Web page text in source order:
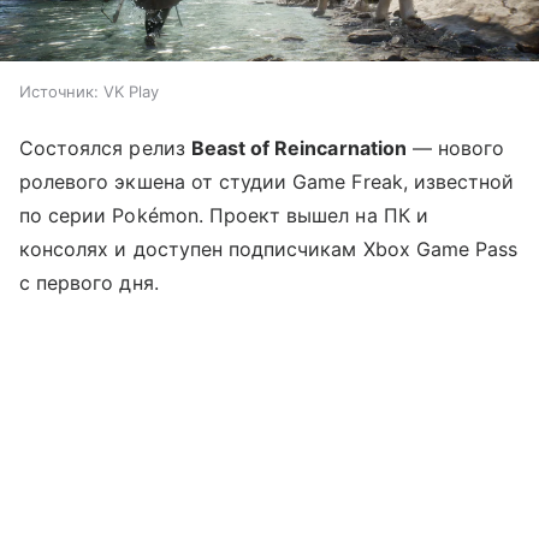
Источник: VK Play
Состоялся релиз Beast of Reincarnation — нового
ролевого экшена от студии Game Freak, известной
по серии Pokémon. Проект вышел на ПК и
консолях и доступен подписчикам Xbox Game Pass
с первого дня.